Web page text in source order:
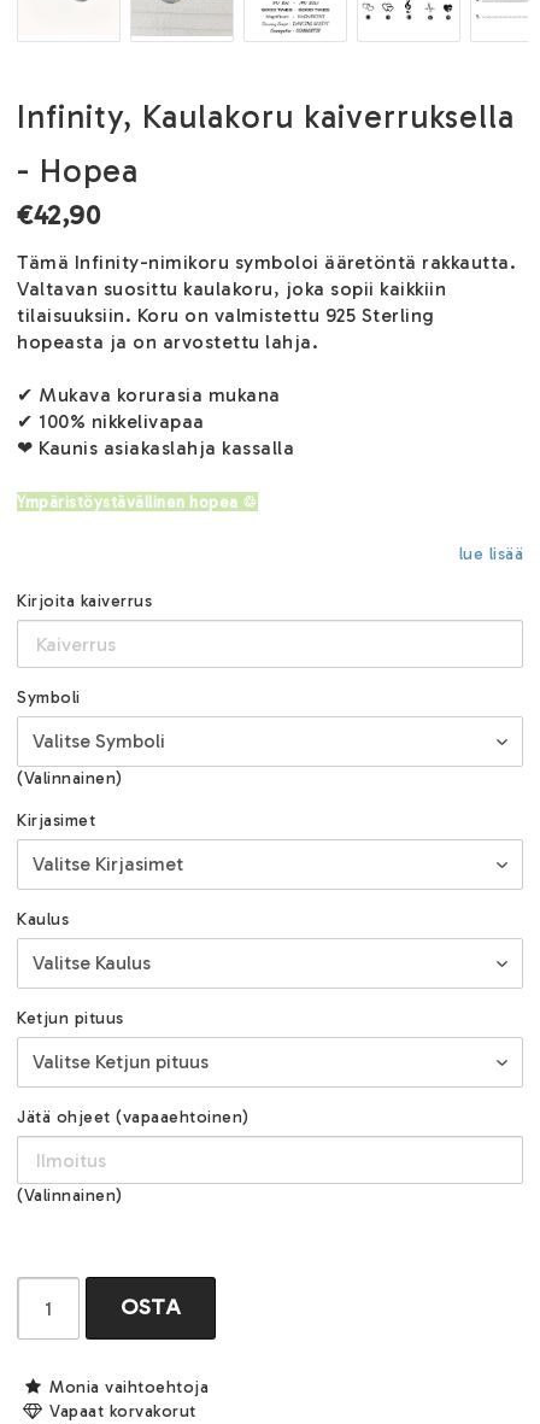
Infinity, Kaulakoru kaiverruksella
- Hopea
€42,90
Tämä Infinity-nimikoru symboloi ääretöntä rakkautta.
Valtavan suosittu kaulakoru, joka sopii kaikkiin
tilaisuuksiin. Koru on valmistettu 925 Sterling
hopeasta ja on arvostettu lahja.
✔ Mukava korurasia mukana
✔ 100% nikkelivapaa
❤ Kaunis asiakaslahja kassalla
Ympäristöystävällinen hopea ♲
lue lisää
Kirjoita kaiverrus
Symboli
(Valinnainen)
Kirjasimet
Kaulus
Ketjun pituus
Jätä ohjeet (vapaaehtoinen)
(Valinnainen)
OSTA
Monia vaihtoehtoja
Vapaat korvakorut